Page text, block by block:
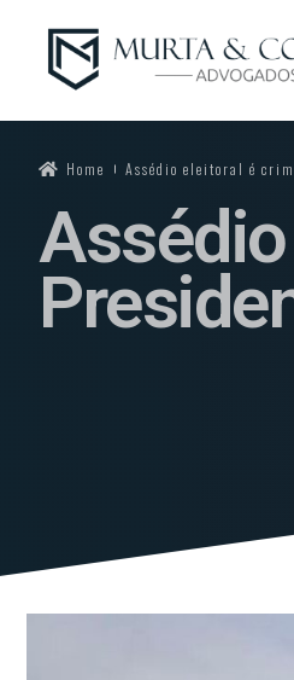
Home Assédio eleitoral é